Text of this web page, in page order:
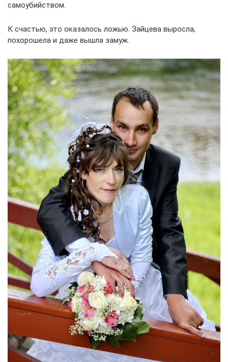
самоубийством.
К счастью, это оказалось ложью. Зайцева выросла,
похорошела и даже вышла замуж.